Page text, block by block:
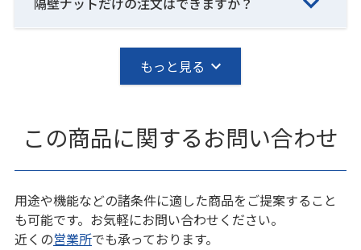
もっと見る
この商品に関するお問い合わせ
用途や機能などの諸条件に適した商品をご提案すること
も可能です。お気軽にお問い合わせください。
近くの営業所でも承っております。